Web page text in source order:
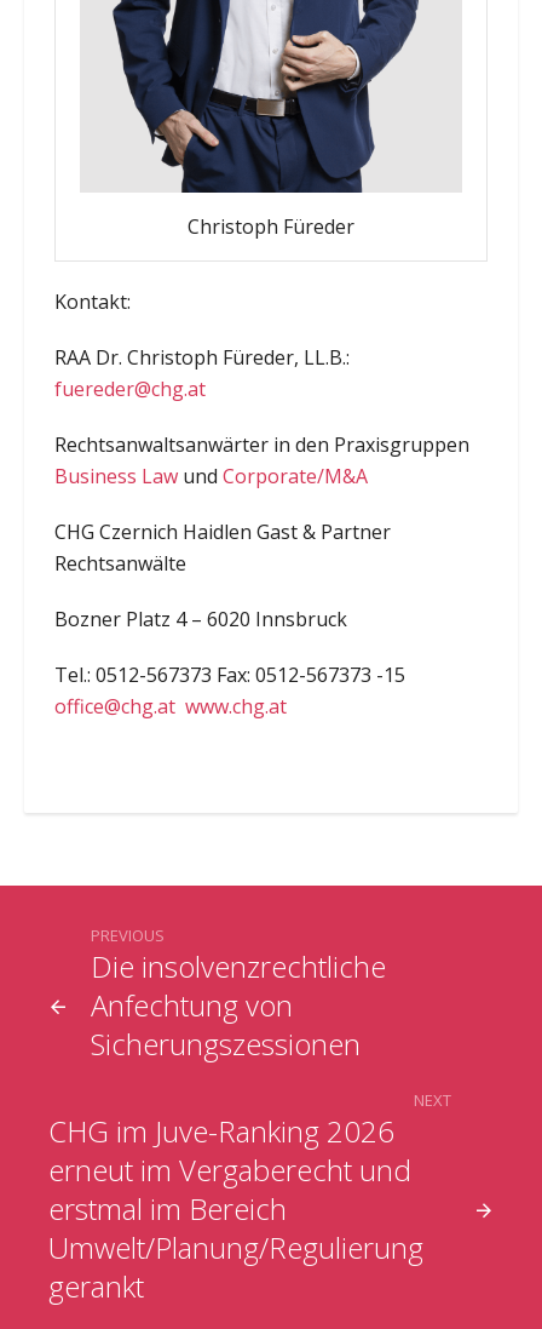
Christoph Füreder
Kontakt:
RAA Dr. Christoph Füreder, LL.B.:
fuereder@chg.at
Rechtsanwaltsanwärter in den Praxisgruppen
Business Lawund Corporate/M&A
CHG Czernich Haidlen Gast & Partner
Rechtsanwälte
Bozner Platz 4 – 6020 Innsbruck
Tel.: 0512-567373 Fax: 0512-567373 -15
office@chg.at www.chg.at
Die insolvenzrechtliche
Anfechtung von
Sicherungszessionen
PREVIOUS
CHG im Juve-Ranking 2026
erneut im Vergaberecht und
erstmal im Bereich
Umwelt/Planung/Regulierung
gerankt
NEXT